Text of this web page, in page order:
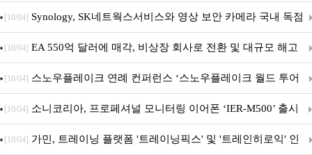
[10/04] Synology, SK네트웍스서비스와 영상 보안 카메라 국내 독점
판매 파트너십 체결
[10/04] EA 550억 달러에 매각, 비상장 회사로 전환 및 대규모 해고
전망
[10/04] 스노우플레이크 연례 컨퍼런스 ‘스노우플레이크 월드 투어
서울’ 개최
[10/04] 소니코리아, 프로페셔널 모니터링 이어폰 ‘IER-M500’ 출시
[10/04] 가민, 트레이닝 플랫폼 '트레이닝픽스' 및 '트레인히로익' 인